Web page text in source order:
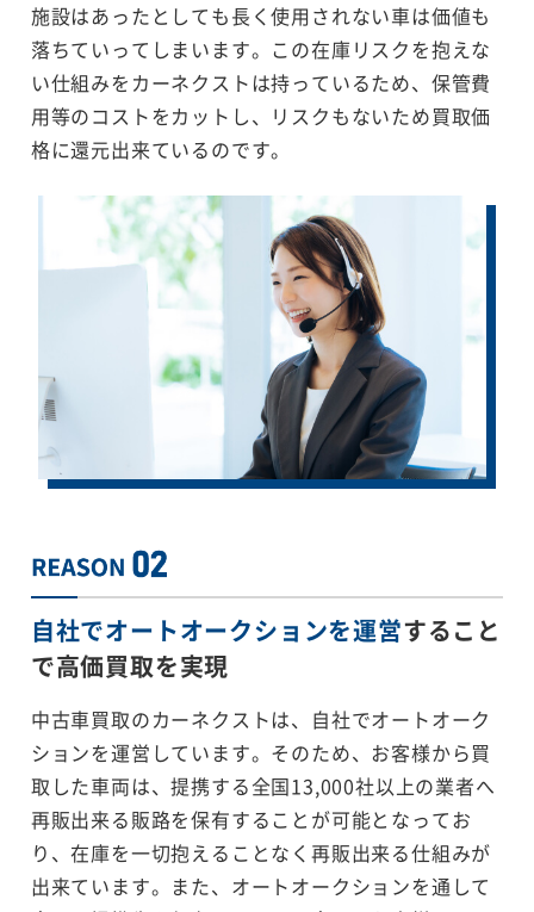
施設はあったとしても長く使用されない車は価値も
落ちていってしまいます。この在庫リスクを抱えな
い仕組みをカーネクストは持っているため、保管費
用等のコストをカットし、リスクもないため買取価
格に還元出来ているのです。
自社でオートオークションを運営すること
で高価買取を実現
中古車買取のカーネクストは、自社でオートオーク
ションを運営しています。そのため、お客様から買
取した車両は、提携する全国13,000社以上の業者へ
再販出来る販路を保有することが可能となってお
り、在庫を一切抱えることなく再販出来る仕組みが
出来ています。また、オートオークションを通して